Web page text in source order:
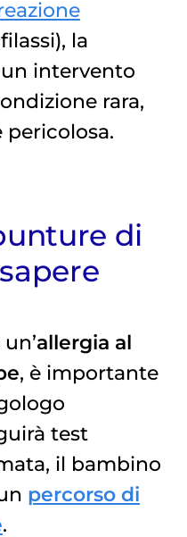
la
intervento
rara,
di
allergia al
, è importante
test
il bambino
percorso di
.